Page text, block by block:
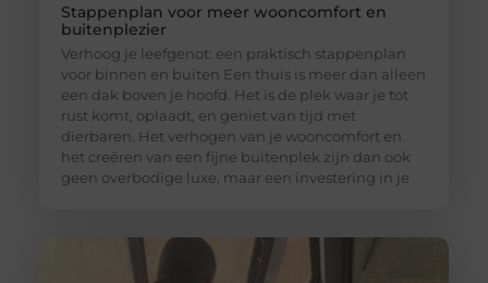
Stappenplan voor meer wooncomfort en
buitenplezier
Verhoog je leefgenot: een praktisch stappenplan
voor binnen en buiten Een thuis is meer dan alleen
een dak boven je hoofd. Het is de plek waar je tot
rust komt, oplaadt, en geniet van tijd met
dierbaren. Het verhogen van je wooncomfort en
het creëren van een fijne buitenplek zijn dan ook
geen overbodige luxe, maar een investering in je